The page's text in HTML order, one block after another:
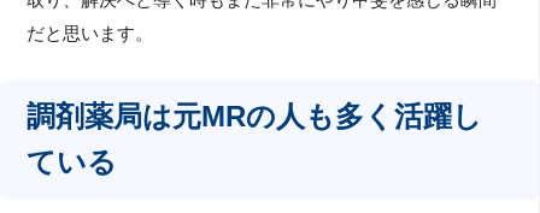
だと思います。
調剤薬局は元MRの人も多く活躍し
ている